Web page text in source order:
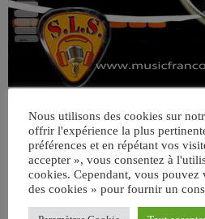
Nous utilisons des cookies sur
offrir l'expérience la plus
préférences et en répétant vos
accepter », vous consentez à
cookies. Cependant, vous pouvez
des cookies » pour fournir un